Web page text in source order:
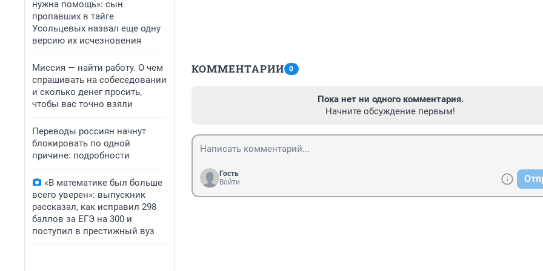
нужна помощь»: сын
пропавших в тайге
Усольцевых назвал еще одну
версию их исчезновения
Миссия — найти работу. О чем
спрашивать на собеседовании
и сколько денег просить,
чтобы вас точно взяли
Переводы россиян начнут
блокировать по одной
причине: подробности
«В математике был больше
всего уверен»: выпускник
рассказал, как исправил 298
баллов за ЕГЭ на 300 и
поступил в престижный вуз
КОММЕНТАРИИ 0
Пока нет ни одного комментария.
Начните обсуждение первым!
Гость
Войти